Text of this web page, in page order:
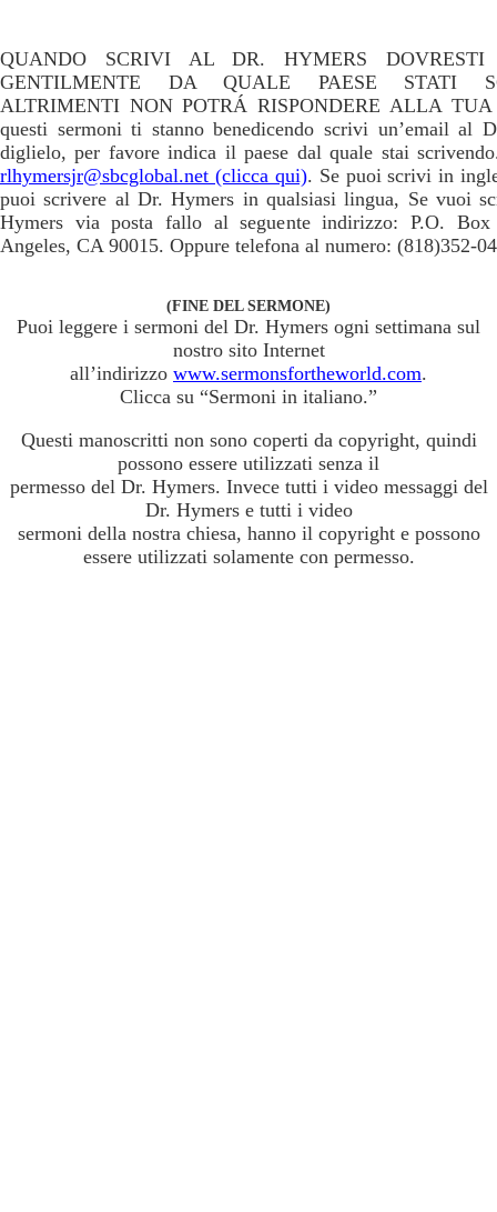
QUANDO SCRIVI AL DR. HYMERS DOVRESTI
GENTILMENTE DA QUALE PAESE STATI
ALTRIMENTI NON POTRÁ RISPONDERE ALLA
questi sermoni ti stanno benedicendo scrivi un’email al
diglielo, per favore indica il paese dal quale stai
rlhymersjr@sbcglobal.net (clicca qui). Se puoi scrivi in
puoi scrivere al Dr. Hymers in qualsiasi lingua, Se vuoi
Hymers via posta fallo al seguente indirizzo: P.O.
Angeles, CA 90015. Oppure telefona al numero: (818)352-
(FINE DEL SERMONE)
Puoi leggere i sermoni del Dr. Hymers ogni settimana sul
nostro sito Internet
all’indirizzo www.sermonsfortheworld.com.
Clicca su “Sermoni in italiano.”
Questi manoscritti non sono coperti da copyright, quindi
possono essere utilizzati senza il
permesso del Dr. Hymers. Invece tutti i video messaggi del
Dr. Hymers e tutti i video
sermoni della nostra chiesa, hanno il copyright e possono
essere utilizzati solamente con permesso.